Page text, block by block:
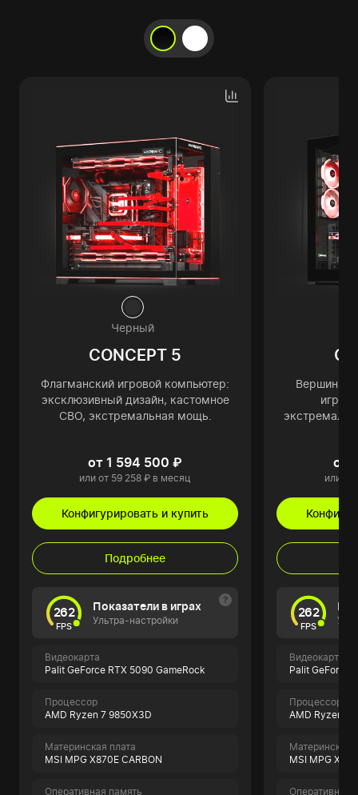
Черный
CONCEPT 5
Флагманский игровой компьютер:
эксклюзивный дизайн, кастомное
СВО, экстремальная мощь.
от 1 594 500 ₽
или от 59 258 ₽ в месяц
Конфигурировать и купить
Подробнее
262
FPS
Показатели в играх
Ультра-настройки
Видеокарта
Palit GeForce RTX 5090 GameRock
Процессор
AMD Ryzen 7 9850X3D
Материнская плата
MSI MPG X870E CARBON
Оперативная память
Вершина
от
или от
262
FPS
Видеокарта
Palit GeForce
Процессор
AMD Ryzen 9
Материнская
MSI MPG
Оперативная